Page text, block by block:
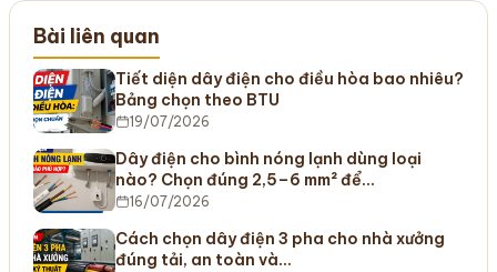
Bài liên quan
Tiết diện dây điện cho điều hòa bao nhiêu?
Bảng chọn theo BTU
19/07/2026
Dây điện cho bình nóng lạnh dùng loại
nào? Chọn đúng 2,5–6 mm² để…
16/07/2026
Cách chọn dây điện 3 pha cho nhà xưởng
đúng tải, an toàn và…